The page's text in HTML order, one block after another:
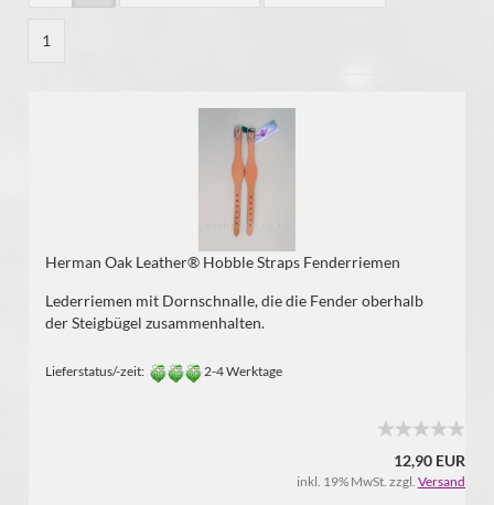
1
Herman Oak Leather® Hobble Straps Fenderriemen
Lederriemen mit Dornschnalle, die die Fender oberhalb
der Steigbügel zusammenhalten.
Lieferstatus/-zeit: 2-4 Werktage
12,90 EUR
inkl. 19% MwSt. zzgl. Versand